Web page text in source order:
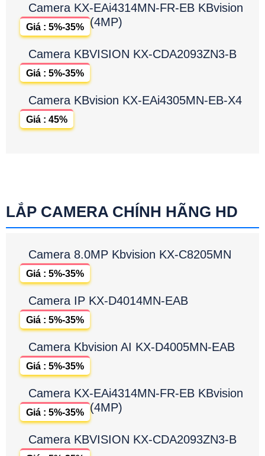
Camera KX-EAi4314MN-FR-EB KBvision
(4MP)
Giá : 5%-35%
Camera KBVISION KX-CDA2093ZN3-B
Giá : 5%-35%
Camera KBvision KX-EAi4305MN-EB-X4
Giá : 45%
LẮP CAMERA CHÍNH HÃNG HD
Camera 8.0MP Kbvision KX-C8205MN
Giá : 5%-35%
Camera IP KX-D4014MN-EAB
Giá : 5%-35%
Camera Kbvision AI KX-D4005MN-EAB
Giá : 5%-35%
Camera KX-EAi4314MN-FR-EB KBvision
(4MP)
Giá : 5%-35%
Camera KBVISION KX-CDA2093ZN3-B